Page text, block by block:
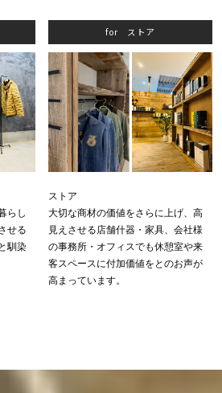
らし
せる
馴染
for ストア
ストア
大切な商材の価値をさらに上げ、高
見えさせる店舗什器・家具、会社様
の事務所・オフィスでも休憩室や来
客スペースに付加価値をとのお声が
高まっています。